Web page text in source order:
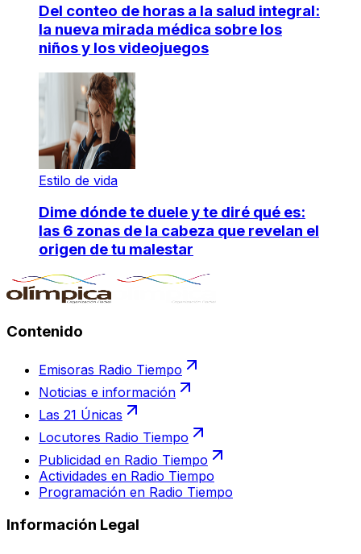
Del conteo de horas a la salud integral:
la nueva mirada médica sobre los
niños y los videojuegos
Estilo de vida
Dime dónde te duele y te diré qué es:
las 6 zonas de la cabeza que revelan el
origen de tu malestar
Contenido
Emisoras Radio Tiempo
Noticias e información
Las 21 Únicas
Locutores Radio Tiempo
Publicidad en Radio Tiempo
Actividades en Radio Tiempo
Programación en Radio Tiempo
Información Legal